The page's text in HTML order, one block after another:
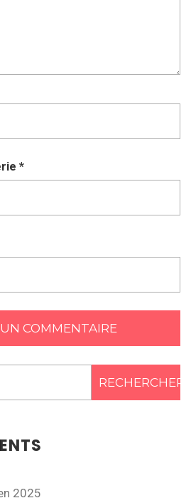
*
2025